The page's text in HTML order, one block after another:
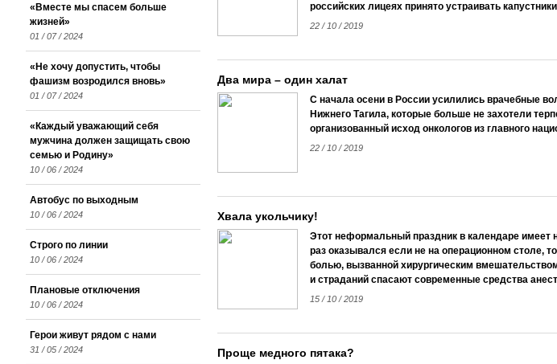
российских лицеях принято устраивать
22 / 10 / 2019
Два мира – один халат
С начала осени в России усилились врачебные
Нижнего Тагила, которые больше не захотели
организованный исход онкологов из главного
22 / 10 / 2019
Хвала укольчику!
Этот неформальный праздник в календаре
раз оказывался если не на операционном столе,
болью, вызванной хирургическим
и страданий спасают современные средства
15 / 10 / 2019
Проще медного пятака?
«Вместе мы спасем больше
жизней»
01 / 07 / 2024
«Не хочу допустить, чтобы
фашизм возродился вновь»
01 / 07 / 2024
«Каждый уважающий себя
мужчина должен защищать свою
семью и Родину»
10 / 06 / 2024
Автобус по выходным
10 / 06 / 2024
Строго по линии
10 / 06 / 2024
Плановые отключения
10 / 06 / 2024
Герои живут рядом с нами
31 / 05 / 2024